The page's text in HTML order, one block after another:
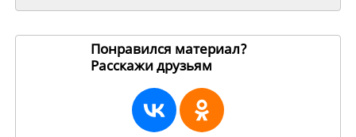
Понравился материал?
Расскажи друзьям